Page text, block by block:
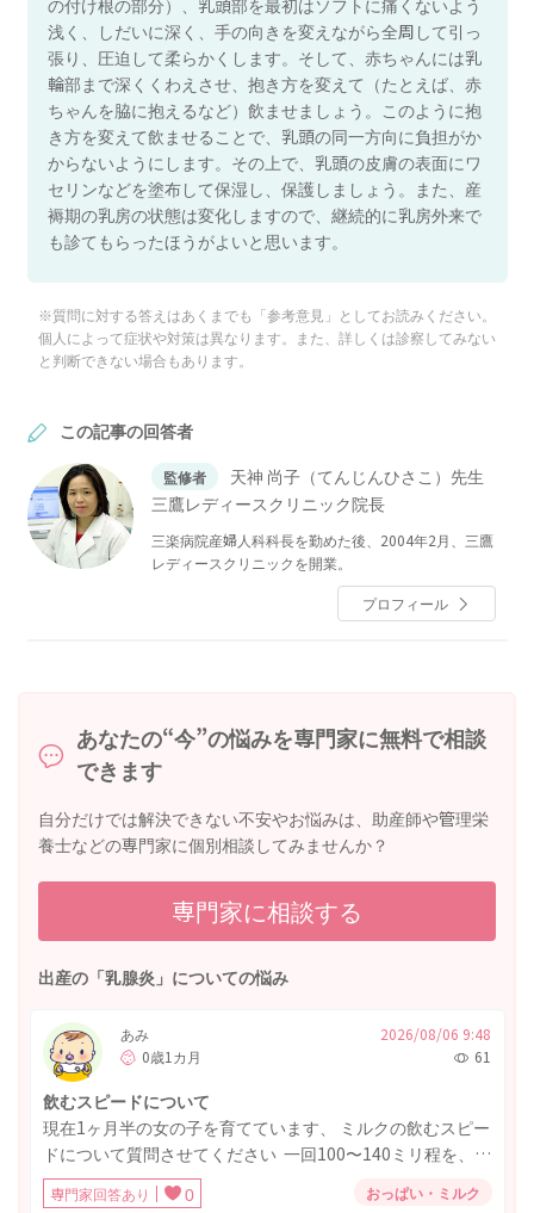
浅く、しだいに深く、手の向きを変えながら全周して引っ
張り、圧迫して柔らかくします。そして、赤ちゃんには乳
輪部まで深くくわえさせ、抱き方を変えて（たとえば、赤
ちゃんを脇に抱えるなど）飲ませましょう。このように抱
き方を変えて飲ませることで、乳頭の同一方向に負担がか
からないようにします。その上で、乳頭の皮膚の表面にワ
セリンなどを塗布して保湿し、保護しましょう。また、産
褥期の乳房の状態は変化しますので、継続的に乳房外来で
も診てもらったほうがよいと思います。
※質問に対する答えはあくまでも「参考意見」としてお読みください。
個人によって症状や対策は異なります。また、詳しくは診察してみない
と判断できない場合もあります。
この記事の回答者
監修者
天神 尚子（てんじんひさこ）先生
三鷹レディースクリニック院長
三楽病院産婦人科科長を勤めた後、2004年2月、三鷹
レディースクリニックを開業。
プロフィール
あなたの“今”の悩みを専門家に無料で相談
できます
自分だけでは解決できない不安やお悩みは、助産師や管理栄
養士などの専門家に個別相談してみませんか？
専門家に相談する
出産の「乳腺炎」についての悩み
あみ
0歳1カ月
2026/08/06 9:48
61
飲むスピードについて
現在1ヶ月半の女の子を育てています、 ミルクの飲むスピー
ドについて質問させてください 一回100〜140ミリ程を、ピ
ジョンの母乳実感乳首Sサイズであげてるのですが夜間や寝
ているとき、起きている際も 飲み干すのに30〜60分程かか
専門家回答あり 0 おっぱい・ミルク